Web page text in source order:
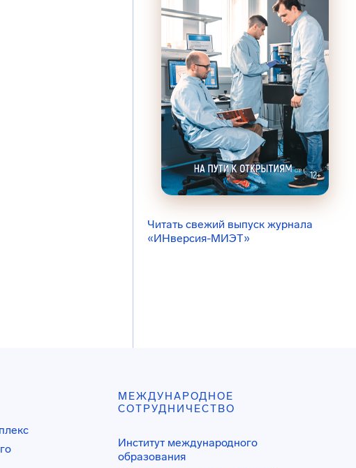
Читать свежий выпуск журнала
«ИНверсия-МИЭТ»
МЕЖДУНАРОДНОЕ
СОТРУДНИЧЕСТВО
Институт международного
образования